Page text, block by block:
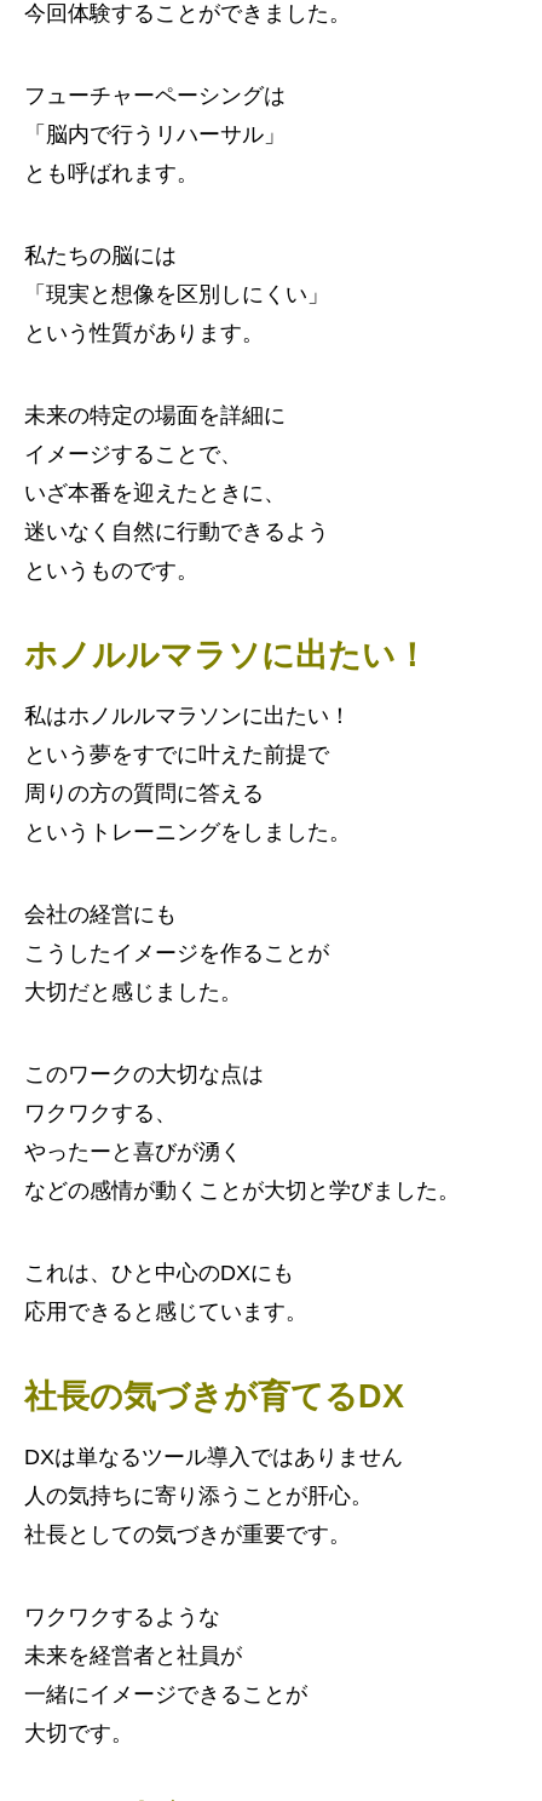
今回体験することができました。
フューチャーペーシングは
「脳内で行うリハーサル」
とも呼ばれます。
私たちの脳には
「現実と想像を区別しにくい」
という性質があります。
未来の特定の場面を詳細に
イメージすることで、
いざ本番を迎えたときに、
迷いなく自然に行動できるよう
というものです。
ホノルルマラソに出たい！
私はホノルルマラソンに出たい！
という夢をすでに叶えた前提で
周りの方の質問に答える
というトレーニングをしました。
会社の経営にも
こうしたイメージを作ることが
大切だと感じました。
このワークの大切な点は
ワクワクする、
やったーと喜びが湧く
などの感情が動くことが大切と学びました。
これは、ひと中心のDXにも
応用できると感じています。
社長の気づきが育てるDX
DXは単なるツール導入ではありません
人の気持ちに寄り添うことが肝心。
社長としての気づきが重要です。
ワクワクするような
未来を経営者と社員が
一緒にイメージできることが
大切です。